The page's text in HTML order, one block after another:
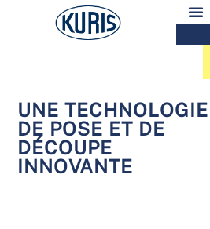
UNE TECHNOLOGIE
DE POSE ET DE
DÉCOUPE
INNOVANTE